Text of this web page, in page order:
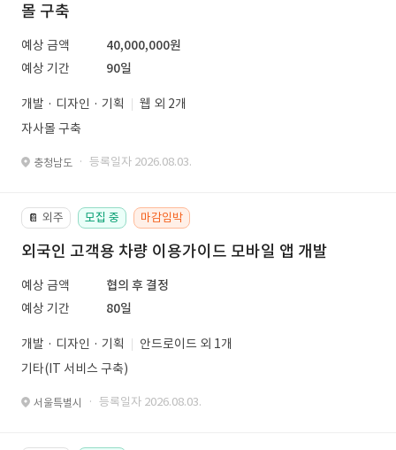
몰 구축
예상 금액
40,000,000원
예상 기간
90일
개발 · 디자인 · 기획
웹 외 2개
자사몰 구축
충청남도 · 등록일자 2026.08.03.
📔 외주 모집 중 마감임박
외국인 고객용 차량 이용가이드 모바일 앱 개발
예상 금액
협의 후 결정
예상 기간
80일
개발 · 디자인 · 기획
안드로이드 외 1개
기타(IT 서비스 구축)
서울특별시 · 등록일자 2026.08.03.